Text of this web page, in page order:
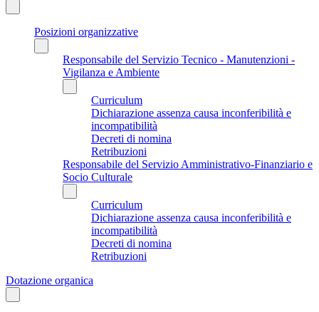
Posizioni organizzative
Responsabile del Servizio Tecnico - Manutenzioni -
Vigilanza e Ambiente
Curriculum
Dichiarazione assenza causa inconferibilità e
incompatibilità
Decreti di nomina
Retribuzioni
Responsabile del Servizio Amministrativo-Finanziario e
Socio Culturale
Curriculum
Dichiarazione assenza causa inconferibilità e
incompatibilità
Decreti di nomina
Retribuzioni
Dotazione organica